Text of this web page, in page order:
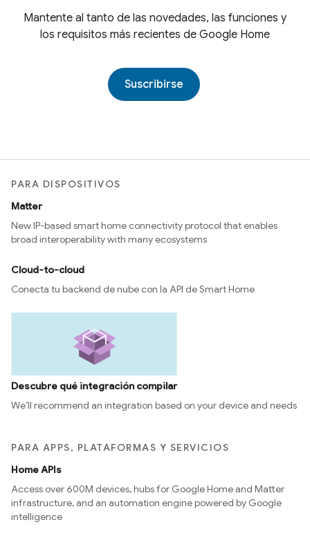
Mantente al tanto de las novedades, las funciones y
los requisitos más recientes de Google Home
Suscribirse
PARA DISPOSITIVOS
Matter
New IP-based smart home connectivity protocol that enables
broad interoperability with many ecosystems
Cloud-to-cloud
Conecta tu backend de nube con la API de Smart Home
Descubre qué integración compilar
We’ll recommend an integration based on your device and needs
PARA APPS, PLATAFORMAS Y SERVICIOS
Home APIs
Access over 600M devices, hubs for Google Home and Matter
infrastructure, and an automation engine powered by Google
intelligence